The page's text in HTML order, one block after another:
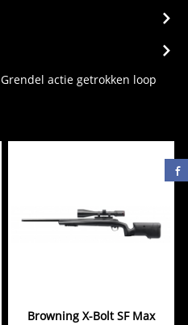
actie getrokken loop
Browning X-Bolt SF Max